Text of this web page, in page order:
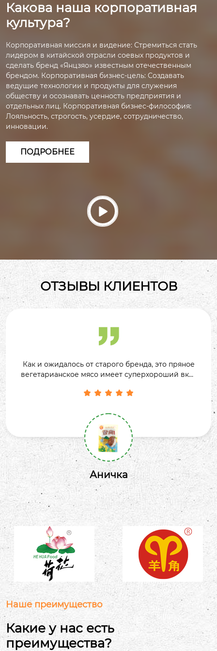
Какова наша корпоративная
культура?
Корпоративная миссия и видение: Стремиться стать
лидером в китайской отрасли соевых продуктов и
сделать бренд «Янцзяо» известным отечественным
брендом. Корпоративная бизнес-цель: Создавать
ведущие технологии и продукты для служения
обществу и осознавать ценность предприятия и
отдельных лиц. Корпоративная бизнес-философия:
Лояльность, строгость, усердие, сотрудничество,
инновации.
ПОДРОБНЕЕ

ОТЗЫВЫ КЛИЕНТОВ

Кусочек сушеного соевого творога полностью
пропитан маринадом из пяти специй, и цвет
жевательный, полный аромата бобов и нежного
    
Еленочка
Наше преимущество
Какие у нас есть
преимущества?